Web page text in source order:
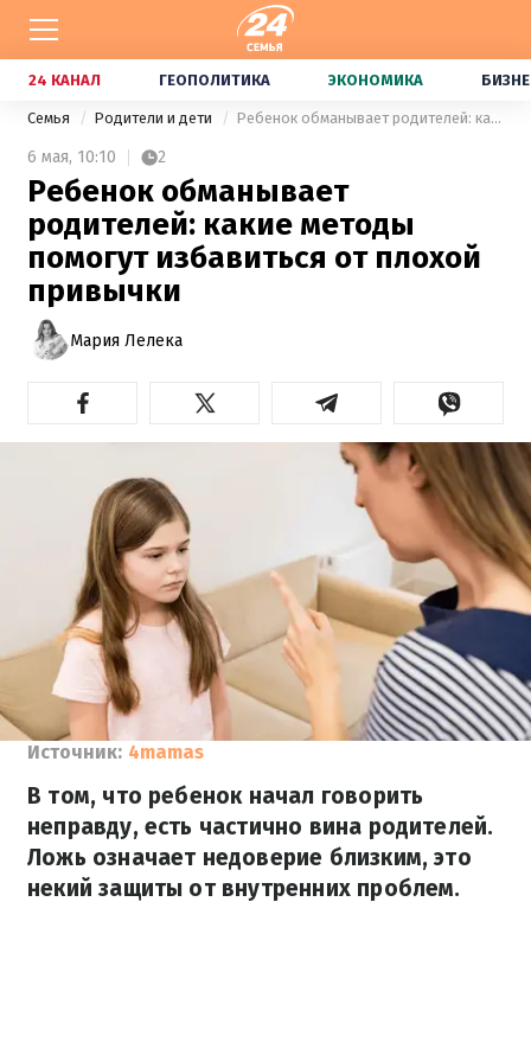
24 КАНАЛ ГЕОПОЛИТИКА ЭКОНОМИКА
Семья Родители и дети Ребенок обманывает родителей: какие методы помогут избавиться от плохой привычки
6 мая, 10:10 2
Ребенок обманывает
родителей: какие методы
помогут избавиться от плохой
привычки
Мария Лелека
Источник: 4mamas
В том, что ребенок начал говорить
неправду, есть частично вина родителей.
Ложь означает недоверие близким, это
некий защиты от внутренних проблем.